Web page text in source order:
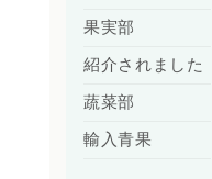
果実部
紹介されました
蔬菜部
輸入青果